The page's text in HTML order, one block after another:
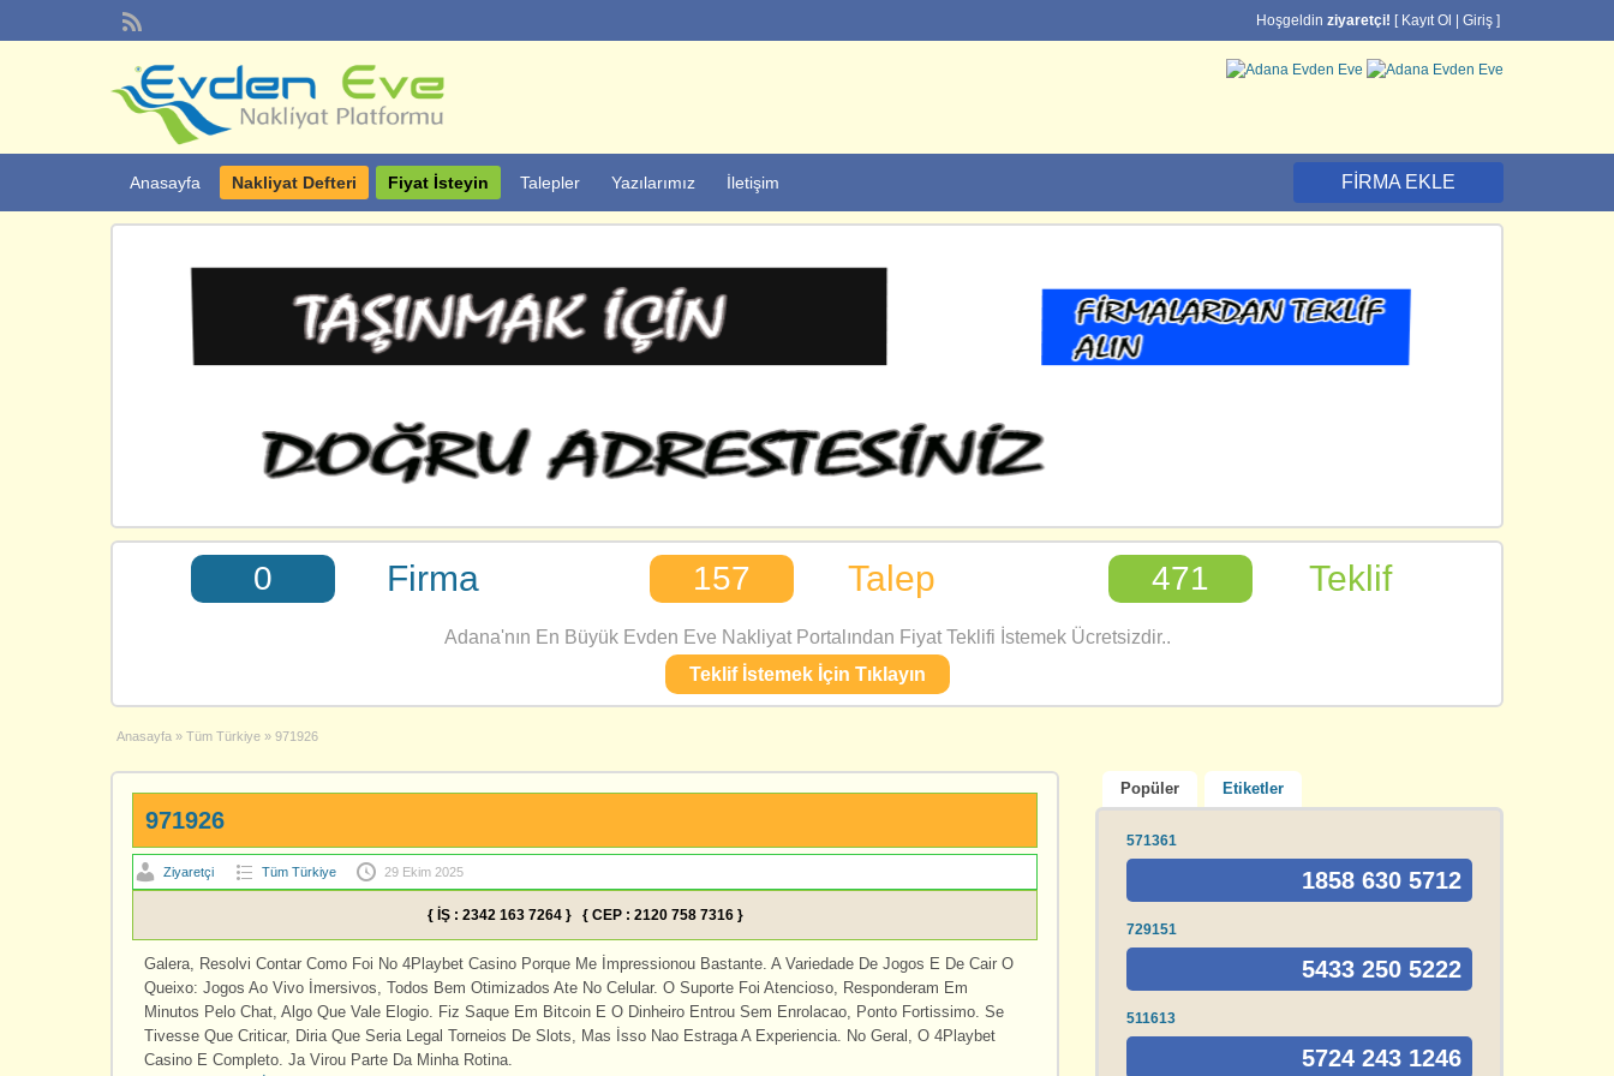
Hoşgeldin ziyaretçi! [ Kayıt Ol Giriş ]
Anasayfa Nakliyat Defteri Fiyat İsteyin Talepler Yazılarımız İletişim FIRMA EKLE
0 Firma 157 Talep 471 Teklif
Adana'nın En Büyük Evden Eve Nakliyat Portalından Fiyat Teklifi İstemek Ücretsizdir..
Teklif İstemek İçin Tıklayın
Anasayfa » Tüm Türkiye » 971926
971926
Ziyaretçi Tüm Türkiye 29 Ekim 2025
{ İŞ : 2342 163 7264 } { CEP : 2120 758 7316 }
Galera, Resolvi Contar Como Foi No 4Playbet Casino Porque Me İmpressionou Bastante. A Variedade De Jogos E De Cair O
Queixo: Jogos Ao Vivo İmersivos, Todos Bem Otimizados Ate No Celular. O Suporte Foi Atencioso, Responderam Em
Minutos Pelo Chat, Algo Que Vale Elogio. Fiz Saque Em Bitcoin E O Dinheiro Entrou Sem Enrolacao, Ponto Fortissimo. Se
Tivesse Que Criticar, Diria Que Seria Legal Torneios De Slots, Mas İsso Nao Estraga A Experiencia. No Geral, O 4Playbet
Casino E Completo. Ja Virou Parte Da Minha Rotina.
Popüler Etiketler
571361
1858 630 5712
729151
5433 250 5222
511613
5724 243 1246